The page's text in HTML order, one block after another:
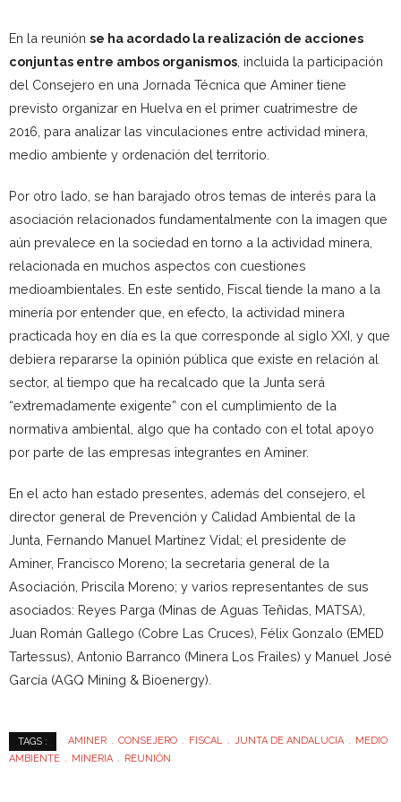
En la reunión se ha acordado la realización de acciones
conjuntas entre ambos organismos , incluida la participación
del Consejero en una Jornada Técnica que Aminer tiene
previsto organizar en Huelva en el primer cuatrimestre de
2016, para analizar las vinculaciones entre actividad minera,
medio ambiente y ordenación del territorio.
Por otro lado, se han barajado otros temas de interés para la
asociación relacionados fundamentalmente con la imagen que
aún prevalece en la sociedad en torno a la actividad minera,
relacionada en muchos aspectos con cuestiones
medioambientales. En este sentido, Fiscal tiende la mano a la
minería por entender que, en efecto, la actividad minera
practicada hoy en día es la que corresponde al siglo XXI, y que
debiera repararse la opinión pública que existe en relación al
sector, al tiempo que ha recalcado que la Junta será
“extremadamente exigente” con el cumplimiento de la
normativa ambiental, algo que ha contado con el total apoyo
por parte de las empresas integrantes en Aminer.
En el acto han estado presentes, además del consejero, el
director general de Prevención y Calidad Ambiental de la
Junta, Fernando Manuel Martínez Vidal; el presidente de
Aminer, Francisco Moreno; la secretaria general de la
Asociación, Priscila Moreno; y varios representantes de sus
asociados: Reyes Parga (Minas de Aguas Teñidas, MATSA),
Juan Román Gallego (Cobre Las Cruces), Félix Gonzalo (EMED
Tartessus), Antonio Barranco (Minera Los Frailes) y Manuel José
García (AGQ Mining & Bioenergy).
TAGS : AMINER CONSEJERO FISCAL JUNTA DE ANDALUCIA
MEDIO
AMBIENTE
MINERIA REUNIÓN